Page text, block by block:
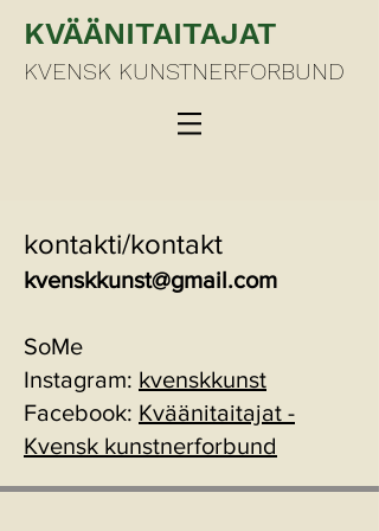
KVÄÄNITAITAJAT
KVENSK KUNSTNERFORBUND
kontakti/kontakt
kvenskkunst@gmail.com
SoMe
Instagram: kvenskkunst
Facebook: Kväänitaitajat -
Kvensk kunstnerforbund